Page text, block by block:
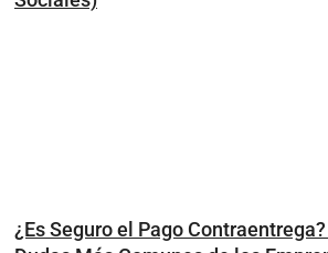
¿Es Seguro el Pago